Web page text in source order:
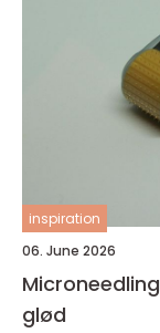
inspiration
06. June 2026
glød